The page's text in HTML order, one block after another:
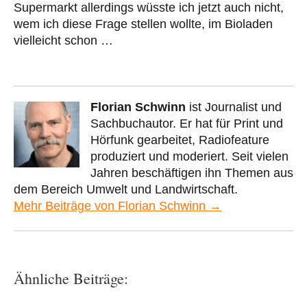
Supermarkt allerdings wüsste ich jetzt auch nicht,
wem ich diese Frage stellen wollte, im Bioladen
vielleicht schon …
Florian Schwinn ist Journalist und
Sachbuchautor. Er hat für Print und
Hörfunk gearbeitet, Radiofeature
produziert und moderiert. Seit vielen
Jahren beschäftigen ihn Themen aus
dem Bereich Umwelt und Landwirtschaft.
Mehr Beiträge von Florian Schwinn →
Ähnliche Beiträge: